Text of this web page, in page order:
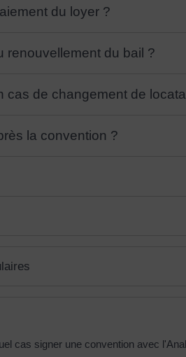
du loyer ?
renouvellement du bail ?
cas de changement de
la convention ?
cas signer une convention avec